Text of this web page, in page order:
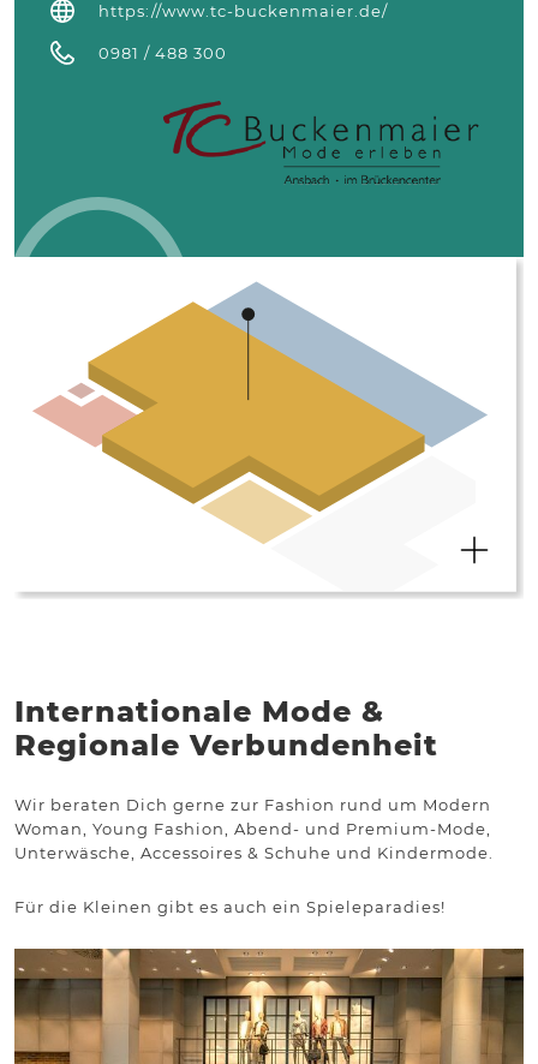
https://www.tc-buckenmaier.de/
0981 / 488 300
Internationale Mode &
Regionale Verbundenheit
Wir beraten Dich gerne zur Fashion rund um Modern
Woman, Young Fashion, Abend- und Premium-Mode,
Unterwäsche, Accessoires & Schuhe und Kindermode.
Für die Kleinen gibt es auch ein Spieleparadies!